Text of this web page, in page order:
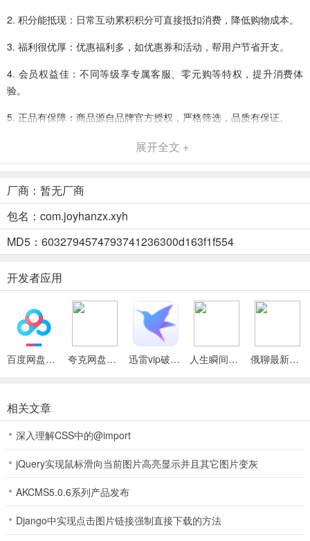
2. 积分能抵现：日常互动累积积分可直接抵扣消费，降低购物成本。
3. 福利很优厚：优惠福利多，如优惠券和活动，帮用户节省开支。
4. 会员权益佳：不同等级享专属客服、零元购等特权，提升消费体
验。
5. 正品有保障：商品源自品牌官方授权，严格筛选，品质有保证。
6. 售后超贴心：完善售后服务体系，客服快速解决问题，购物无忧。
韩物优选最新手机版功能
1、积分汇聚中心：支持统一管理整合分散积分，自动同步或手动录入
都很便捷。
3、任务福利体系：完成签到、浏览等任务，轻松赚取额外积分。
4、会员特权专区：不同等级会员享有多样权益，提升购物体验。
5、订单追踪管理：可实时查看订单记录、物流及售后处理进度。
韩物优选最新手机版使用说明
1. 注册登录：打开韩物优选最新手机版 app 后，注册并登录账号，即
可开通会员，获取会员开卡礼及会员购物权益。
2. 积分使用：会员购物可获积分，积分能当钱花，在 app 中用于商品
兑换。
3. 下单流程：购物前绑定**卡，填写好收货地址，就能下单付款。
展开全文 +
厂商：暂无厂商
包名：com.joyhanzx.xyh
MD5：6032794574793741236300d163f1f554
开发者应用
百度网盘绿色免安装Pc电脑版 夸克网盘官方正式版 迅雷vip破解版永久会员2024版 人生瞬间最新手机版 俄聊最新手机版
相关文章
深入理解CSS中的@import
jQuery实现鼠标滑向当前图片高亮显示并且其它图片变灰
AKCMS5.0.6系列产品发布
Django中实现点击图片链接强制直接下载的方法